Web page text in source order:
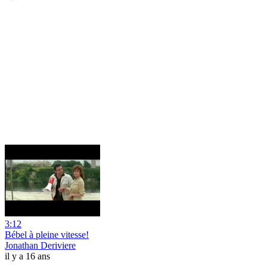
3:12
Bébel à pleine vitesse!
Jonathan Deriviere
il y a 16 ans